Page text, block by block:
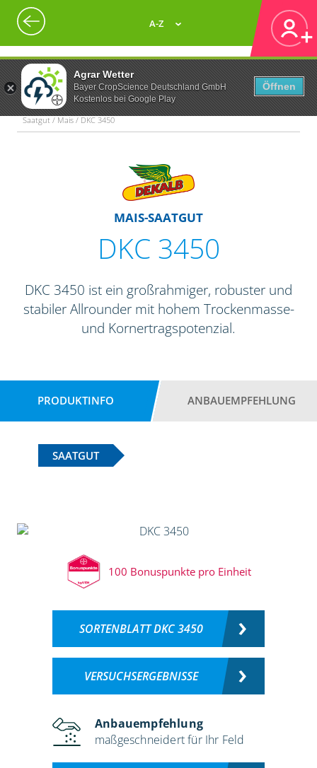
Agrar Wetter
Bayer CropScience Deutschland GmbH
Kostenlos bei Google Play
Öffnen
A-Z
Saatgut / Mais / DKC 3450
MAIS-SAATGUT
DKC 3450
DKC 3450 ist ein großrahmiger, robuster und
stabiler Allrounder mit hohem Trockenmasse-
und Kornertragspotenzial.
PRODUKTINFO ANBAUEMPFEHLUNG
SAATGUT
100 Bonuspunkte pro Einheit
SORTENBLATT DKC 3450
VERSUCHSERGEBNISSE
Anbauempfehlung
maßgeschneidert für Ihr Feld